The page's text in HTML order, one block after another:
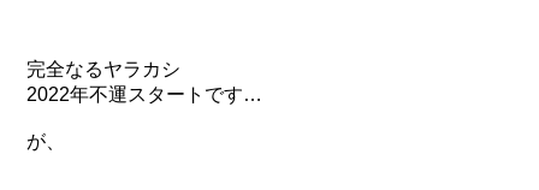
完全なるヤラカシ
2022年不運スタートです…
が、